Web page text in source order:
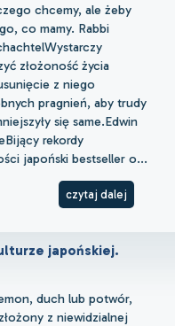
chcemy, ale żeby
co mamy. Rabbi
złożoność życia
z niego
pragnień, aby trudy
się same.Edwin
rekordy
japoński bestseller o...
czytaj dalej
japońskiej.
duch lub potwór,
z niewidzialnej